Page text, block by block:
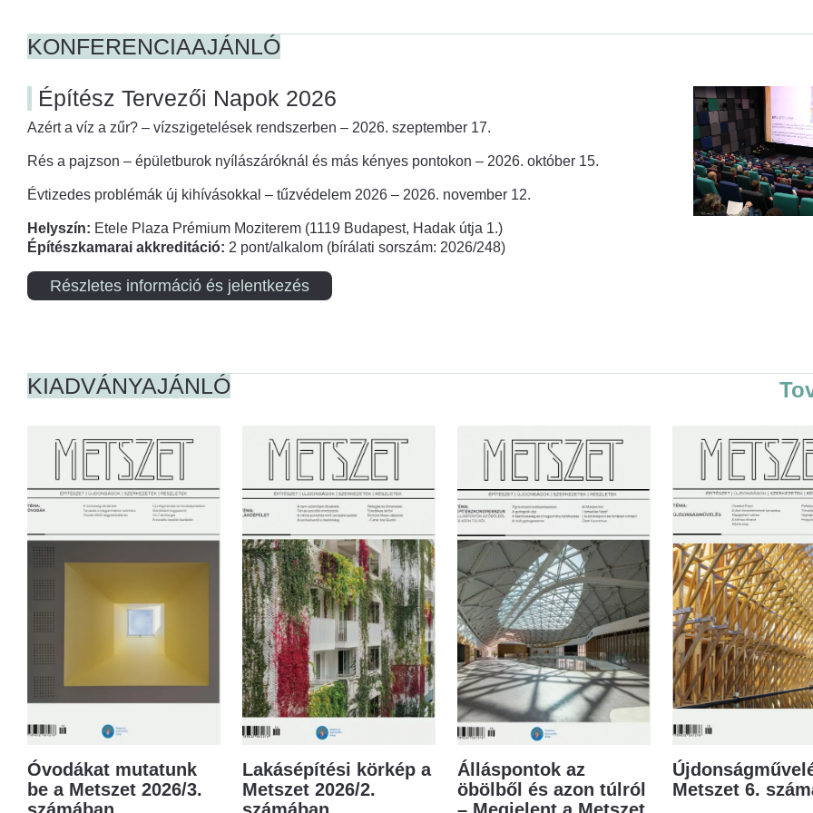
KONFERENCIAAJÁNLÓ
Építész Tervezői Napok 2026
Azért a víz a zűr? – vízszigetelések rendszerben – 2026. szeptember 17.
Rés a pajzson – épületburok nyílászáróknál és más kényes pontokon – 2026. október 15.
Évtizedes problémák új kihívásokkal – tűzvédelem 2026 – 2026. november 12.
Helyszín: Etele Plaza Prémium Moziterem (1119 Budapest, Hadak útja 1.)
Építészkamarai akkreditáció: 2 pont/alkalom (bírálati sorszám: 2026/248)
Részletes információ és jelentkezés
KIADVÁNYAJÁNLÓ
Óvodákat mutatunk
be a Metszet 2026/3.
Lakásépítési körkép a
Metszet 2026/2.
Álláspontok az
öbölből és azon túlról
Metszet 6.